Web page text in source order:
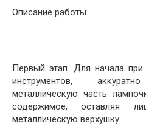
Описание работы.
Первый этап. Для начала
инструментов,
металлическую часть
содержимое, оставляя
металлическую верхушку.